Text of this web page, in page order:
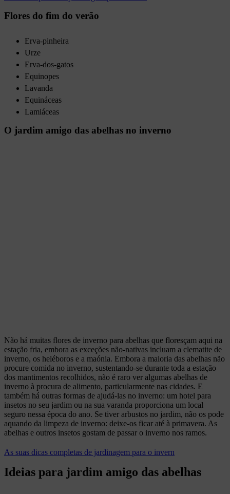
Flores do fim do verão
Erva-pinheira
Urze
Erva-dos-gatos
Equinopes
Lavanda
Equináceas
Lamiáceas
O jardim amigo das abelhas no inverno
Não há muitas flores de inverno para abelhas que floresçam aqui na
estação fria, embora as exceções não-nativas incluam a clematite de
inverno, os heléboros e a maónia. Embora a maioria das abelhas não
procure comida no inverno, sustentando-se durante toda a estação
dos mantimentos recolhidos, não é raro ver algumas abelhas de
inverno à procura de alimento, particularmente nas cidades. E
também há outras formas de ajudá-las no inverno: um hotel para
insetos no seu jardim ou na sua varanda proporciona um local
seguro nessa época do ano. Se tiver arbustos no jardim, não os pode
aquando da limpeza de inverno: deixe-os ficar até à primavera. As
abelhas e outros insetos gostam de passar o inverno nos ramos.
As suas dicas completas de jardinagem para o invern
Ideias para jardim amigo das abelhas